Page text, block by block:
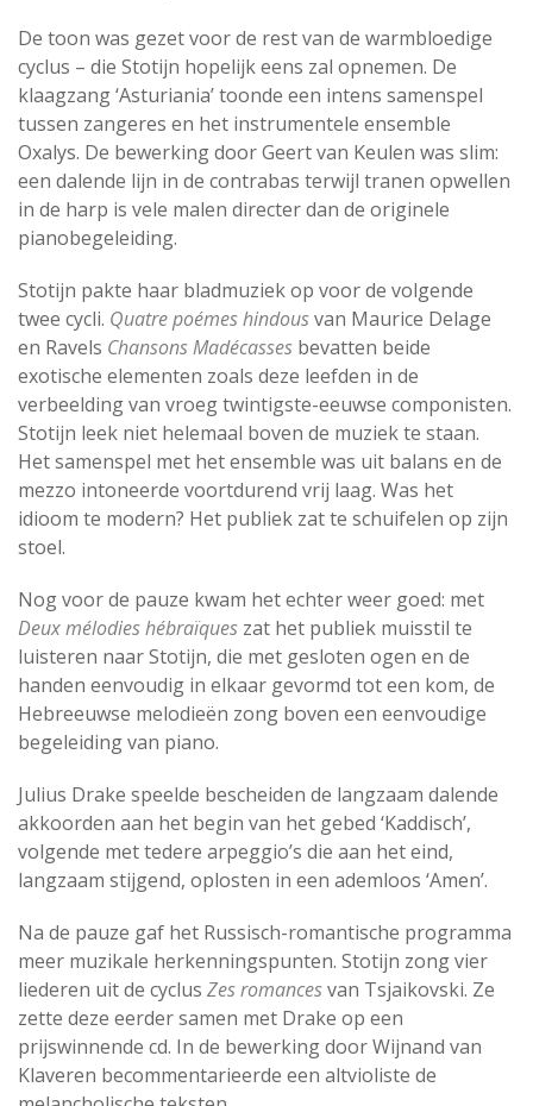
De toon was gezet voor de rest van de warmbloedige
cyclus – die Stotijn hopelijk eens zal opnemen. De
klaagzang ‘Asturiania’ toonde een intens samenspel
tussen zangeres en het instrumentele ensemble
Oxalys. De bewerking door Geert van Keulen was slim:
een dalende lijn in de contrabas terwijl tranen opwellen
in de harp is vele malen directer dan de originele
pianobegeleiding.
Stotijn pakte haar bladmuziek op voor de volgende
twee cycli. Quatre poémes hindousvan Maurice Delage
en Ravels Chansons Madécasses bevatten beide
exotische elementen zoals deze leefden in de
verbeelding van vroeg twintigste-eeuwse componisten.
Stotijn leek niet helemaal boven de muziek te staan.
Het samenspel met het ensemble was uit balans en de
mezzo intoneerde voortdurend vrij laag. Was het
idioom te modern? Het publiek zat te schuifelen op zijn
stoel.
Nog voor de pauze kwam het echter weer goed: met
Deux mélodies hébraïques zat het publiek muisstil te
luisteren naar Stotijn, die met gesloten ogen en de
handen eenvoudig in elkaar gevormd tot een kom, de
Hebreeuwse melodieën zong boven een eenvoudige
begeleiding van piano.
Julius Drake speelde bescheiden de langzaam dalende
akkoorden aan het begin van het gebed ‘Kaddisch’,
volgende met tedere arpeggio’s die aan het eind,
langzaam stijgend, oplosten in een ademloos ‘Amen’.
Na de pauze gaf het Russisch-romantische programma
meer muzikale herkenningspunten. Stotijn zong vier
liederen uit de cyclus Zes romancesvan Tsjaikovski. Ze
zette deze eerder samen met Drake op een
prijswinnende cd. In de bewerking door Wijnand van
Klaveren becommentarieerde een altvioliste de